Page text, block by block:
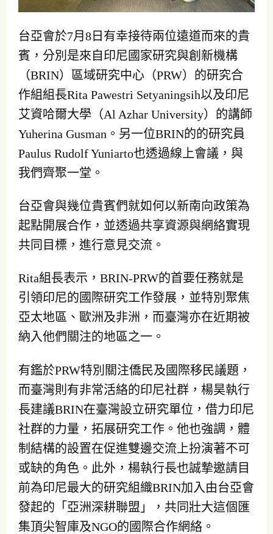
台亞會於7月8日有幸接待兩位遠道而來的貴
賓，分別是來自印尼國家研究與創新機構
（BRIN）區域研究中心（PRW）的研究合
作組組長Rita Pawestri Setyaningsih以及印尼
艾資哈爾大學（Al Azhar University）的講師
Yuherina Gusman。另一位BRIN的的研究員
Paulus Rudolf Yuniarto也透過線上會議，與
我們齊聚一堂。
台亞會與幾位貴賓們就如何以新南向政策為
起點開展合作，並透過共享資源與網絡實現
共同目標，進行意見交流。
Rita組長表示，BRIN-PRW的首要任務就是
引領印尼的國際研究工作發展，並特別聚焦
亞太地區、歐洲及非洲，而臺灣亦在近期被
納入他們關注的地區之一。
有鑑於PRW特別關注僑民及國際移民議題，
而臺灣則有非常活絡的印尼社群，楊昊執行
長建議BRIN在臺灣設立研究單位，借力印尼
社群的力量，拓展研究工作。他也強調，體
制結構的設置在促進雙邊交流上扮演著不可
或缺的角色。此外，楊執行長也誠摯邀請目
前為印尼最大的研究組織BRIN加入由台亞會
發起的「亞洲深耕聯盟」，共同壯大這個匯
集頂尖智庫及NGO的國際合作網絡。